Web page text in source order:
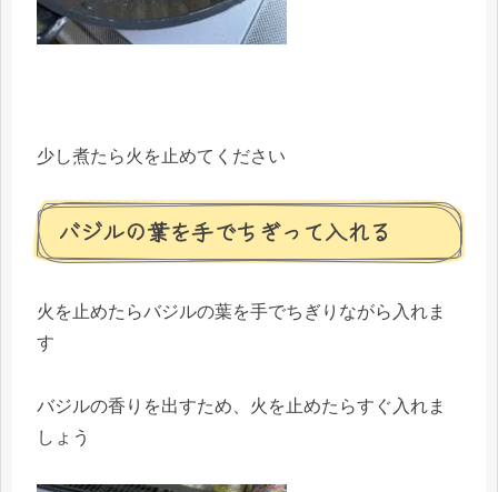
少し煮たら火を止めてください
バジルの葉を手でちぎって入れる
火を止めたらバジルの葉を手でちぎりながら入れま
す
バジルの香りを出すため、火を止めたらすぐ入れま
しょう